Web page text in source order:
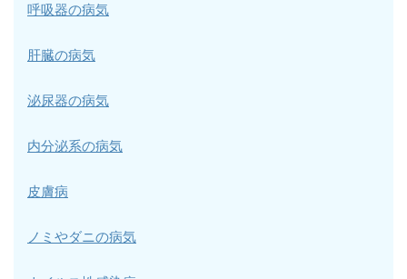
呼吸器の病気
肝臓の病気
泌尿器の病気
内分泌系の病気
皮膚病
ノミやダニの病気